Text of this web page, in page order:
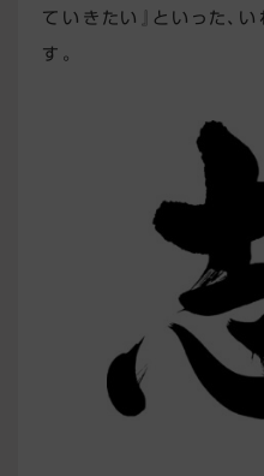
ていきたい』といった、
す。